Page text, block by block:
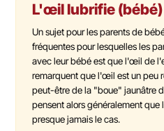
L'œil lubrifie (bébé)
Un sujet pour les parents de
fréquentes pour lesquelles les
avec leur bébé est que l'œil de
remarquent que l'œil est un peu
peut-être de la "boue" jaunâtre
pensent alors généralement
presque jamais le cas.